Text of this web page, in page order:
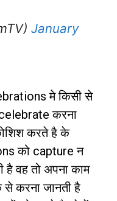
January
मे किसी से
करना
करते है के
को captureन
है वह तो अपना काम
से करना जानती है